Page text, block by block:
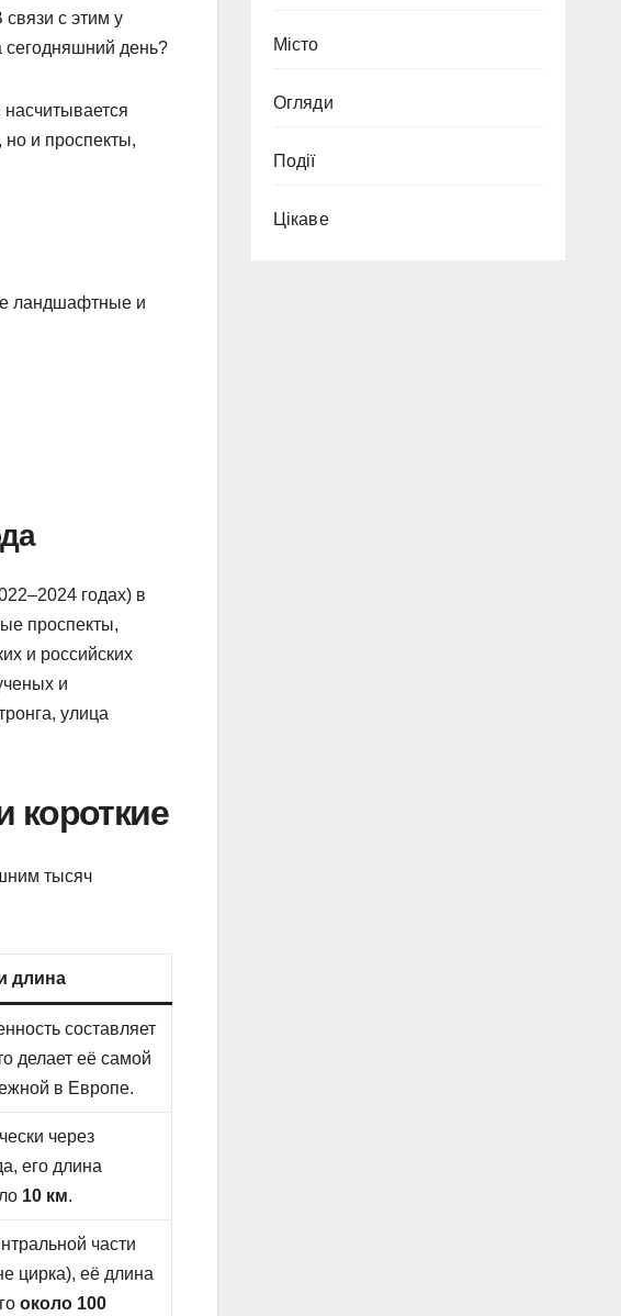
с этим у
сегодняшний день?
но и проспекты,
ландшафтные и
годах) в
проспекты,
и российских
и
улица
тысяч
длина
составляет
делает её самой
в Европе.
через
его длина
10 км.
части
цирка), её длина
около 100
Місто
Огляди
Події
Цікаве